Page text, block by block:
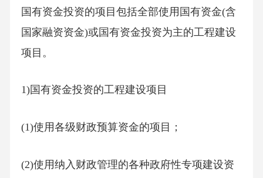
国有资金投资的项目包括全部使用国有资金(含
国家融资资金)或国有资金投资为主的工程建设
项目。
1)国有资金投资的工程建设项目
(1)使用各级财政预算资金的项目；
(2)使用纳入财政管理的各种政府性专项建设资